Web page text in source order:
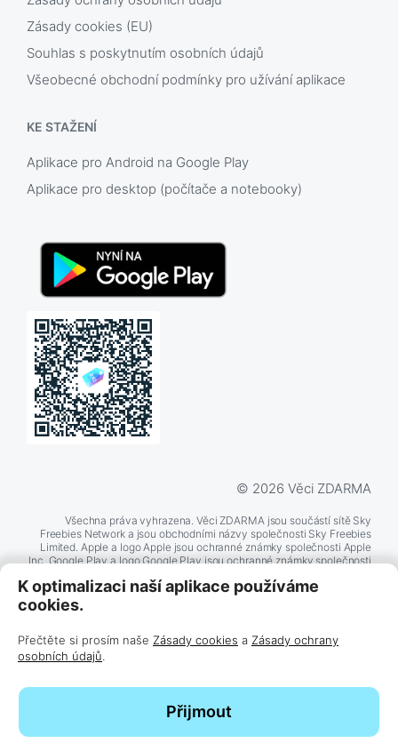
K optimalizaci naší aplikace používáme
cookies.
Přečtěte si prosím naše Zásady cookies a Zásady ochrany
osobních údajů.
Přijmout
Zásady cookies (EU)
Souhlas s poskytnutím osobních údajů
Všeobecné obchodní podmínky pro užívání aplikace
KE STAŽENÍ
Aplikace pro Android na Google Play
Aplikace pro desktop (počítače a notebooky)
© 2026 Věci ZDARMA
Všechna práva vyhrazena. Věci ZDARMA jsou součástí sítě Sky
Freebies Network a jsou obchodními názvy společnosti Sky Freebies
Limited. Apple a logo Apple jsou ochranné známky společnosti Apple
Inc. Google Play a logo Google Play jsou ochranné známky společnosti
být ochrannými známkami příslušných společností.
BĚŽÍ NA
TECHNOLOGII